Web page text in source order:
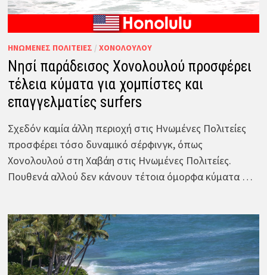
ΗΝΩΜΈΝΕΣ ΠΟΛΙΤΕΊΕΣ / ΧΟΝΟΛΟΎΛΟΥ
Νησί παράδεισος Χονολουλού προσφέρει
τέλεια κύματα για χομπίστες και
επαγγελματίες surfers
Σχεδόν καμία άλλη περιοχή στις Ηνωμένες Πολιτείες
προσφέρει τόσο δυναμικό σέρφινγκ, όπως
Χονολουλού στη Χαβάη στις Ηνωμένες Πολιτείες.
Πουθενά αλλού δεν κάνουν τέτοια όμορφα κύματα …